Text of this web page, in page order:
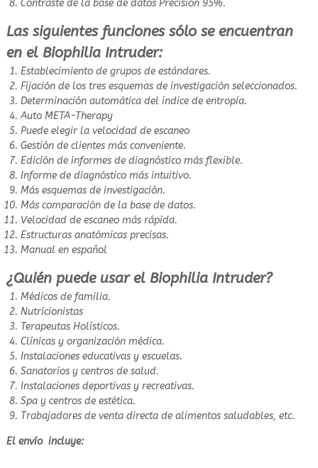
Contraste de la base de datos Precisión 95%.
Las siguientes funciones sólo se encuentran
en el Biophilia Intruder:
Establecimiento de grupos de estándares.
Fijación de los tres esquemas de investigación seleccionados.
Determinación automática del índice de entropía.
Auto META-Therapy
Puede elegir la velocidad de escaneo
Gestión de clientes más conveniente.
Edición de informes de diagnóstico más flexible.
Informe de diagnóstico más intuitivo.
Más esquemas de investigación.
Más comparación de la base de datos.
Velocidad de escaneo más rápida.
Estructuras anatómicas precisas.
Manual en español
¿Quién puede usar el Biophilia Intruder?
Médicos de familia.
Nutricionistas
Terapeutas Holísticos.
Clínicas y organización médica.
Instalaciones educativas y escuelas.
Sanatorios y centros de salud.
Instalaciones deportivas y recreativas.
Spa y centros de estética.
Trabajadores de venta directa de alimentos saludables, etc.
El envío incluye: